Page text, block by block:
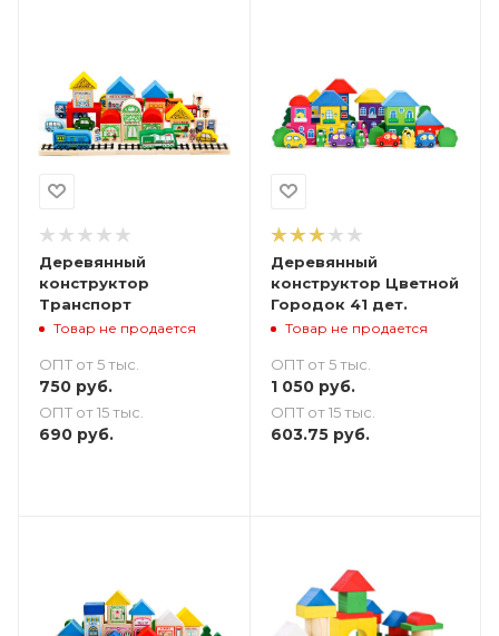
Деревянный
конструктор
Транспорт
Товар не продается
ОПТ от 5 тыс.
750 руб.
ОПТ от 15 тыс.
690 руб.
Деревянный
конструктор Цветной
Городок 41 дет.
Товар не продается
ОПТ от 5 тыс.
1 050руб.
ОПТ от 15 тыс.
603.75руб.